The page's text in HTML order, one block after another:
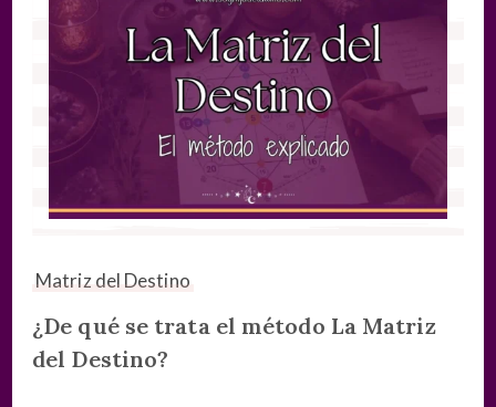
Matriz del Destino
¿De qué se trata el método La Matriz
del Destino?